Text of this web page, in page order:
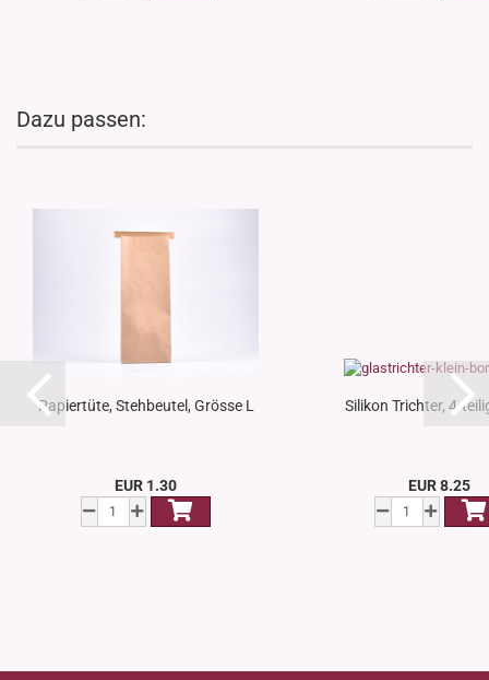
Dazu passen:
Papiertüte, Stehbeutel, Grösse L
EUR 1.30
Silikon Trichter, 4-
EUR 8.25